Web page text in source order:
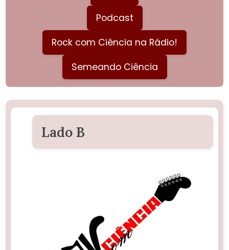
Podcast
Rock com Ciência na Rádio!
Semeando Ciência
Lado B